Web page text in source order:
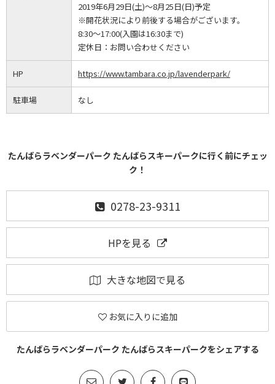
2019年6月29日(土)～8月25日(日)予定
※開花状況により前後する場合がございます。
8:30～17:00(入園は16:30まで)
定休日： お問い合わせください
HP https://www.tambara.co.jp/lavenderpark/
駐車場 なし
たんばらラベンダーパーク たんばらスキーパークに行く前にチェッ
ク！
0278-23-9311
HPを見る
大きな地図で見る
お気に入りに追加
たんばらラベンダーパーク たんばらスキーパークをシェアする